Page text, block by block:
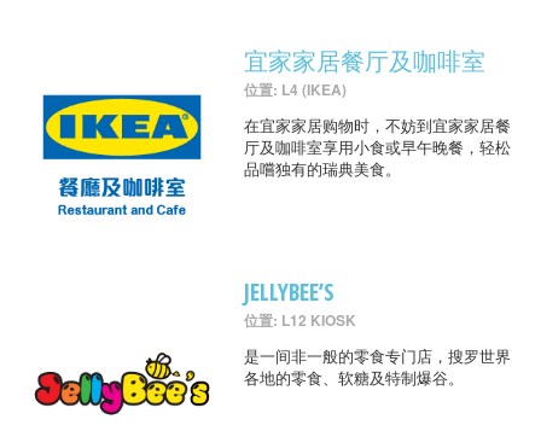
宜家家居餐厅及咖啡室
位置: L4 (IKEA)
在宜家家居购物时，不妨到宜家家居餐
厅及咖啡室享用小食或早午晚餐，轻松
品嚐独有的瑞典美食。
JELLYBEE’S
位置: L12 KIOSK
是一间非一般的零食专门店，搜罗世界
各地的零食、软糖及特制爆谷。